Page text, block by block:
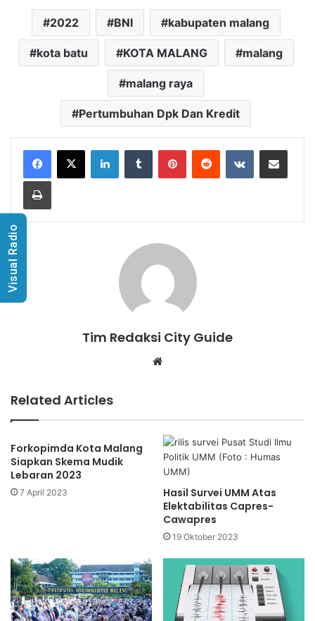
2022 BNI kabupaten malang
kota batu KOTA MALANG malang
malang raya
Pertumbuhan Dpk Dan Kredit
LinkedInTumblr PinterestReddit VKontakteShare via Email
Print
Tim Redaksi City Guide
Related Articles
Forkopimda Kota Malang
Siapkan Skema Mudik
Lebaran 2023
7 April 2023
Hasil Survei UMM Atas
Elektabilitas Capres-
Cawapres
19 Oktober 2023
Visual Radio